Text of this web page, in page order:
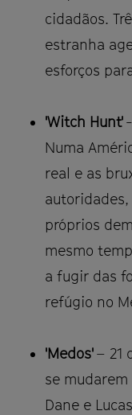
cidadãos.
estranha
esforços
'Witch Hunt'
Numa
real e as
próprios
mesmo
a fugir das
refúgio no
'Medos'– 21
se
Dane e